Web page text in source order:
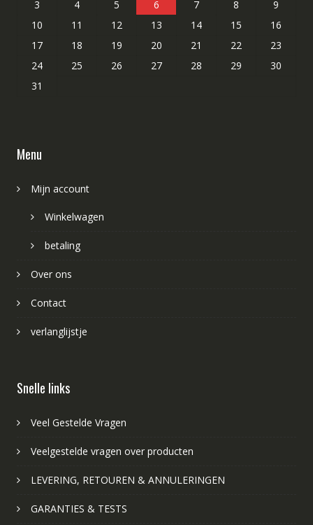
3
4 5 6 7 8
9
10
11 12 13 14 15
16
17
18 19 20 21 22
23
24
25 26 27 28 29
30
31
Menu
Mijn account
Winkelwagen
betaling
Over ons
Contact
verlanglijstje
Snelle links
Veel Gestelde Vragen
Veelgestelde vragen over producten
LEVERING, RETOUREN & ANNULERINGEN
GARANTIES & TESTS